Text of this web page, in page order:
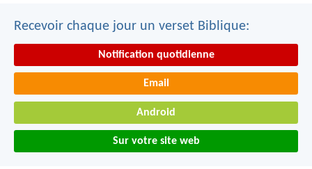
Recevoir chaque jour un verset Biblique:
Notification quotidienne
Email
Android
Sur votre site web